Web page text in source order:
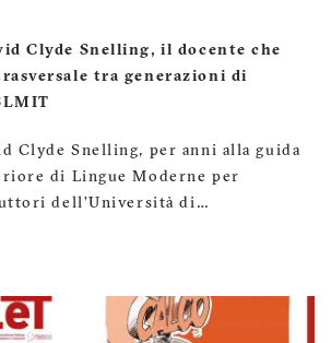
Clyde Snelling, il docente che
tra generazioni di
Clyde Snelling, per anni alla guida
di Lingue Moderne per
dell’Università di…